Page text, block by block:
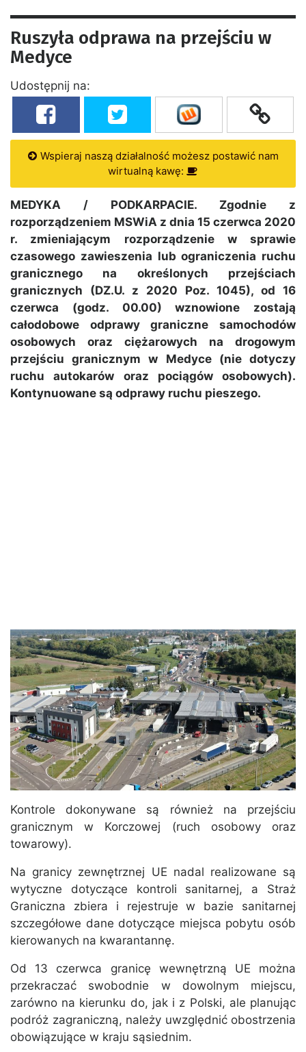
Ruszyła odprawa na przejściu w
Medyce
Udostępnij na:
Wspieraj naszą działalność możesz postawić nam
wirtualną kawę:
MEDYKA / PODKARPACIE. Zgodnie z
rozporządzeniem MSWiA z dnia 15 czerwca 2020
r. zmieniającym rozporządzenie w sprawie
czasowego zawieszenia lub ograniczenia ruchu
granicznego na określonych przejściach
granicznych (DZ.U. z 2020 Poz. 1045), od 16
czerwca (godz. 00.00) wznowione zostają
całodobowe odprawy graniczne samochodów
osobowych oraz ciężarowych na drogowym
przejściu granicznym w Medyce (nie dotyczy
ruchu autokarów oraz pociągów osobowych).
Kontynuowane są odprawy ruchu pieszego.
Kontrole dokonywane są również na przejściu
granicznym w Korczowej (ruch osobowy oraz
towarowy).
Na granicy zewnętrznej UE nadal realizowane są
wytyczne dotyczące kontroli sanitarnej, a Straż
Graniczna zbiera i rejestruje w bazie sanitarnej
szczegółowe dane dotyczące miejsca pobytu osób
kierowanych na kwarantannę.
Od 13 czerwca granicę wewnętrzną UE można
przekraczać swobodnie w dowolnym miejscu,
zarówno na kierunku do, jak i z Polski, ale planując
podróż zagraniczną, należy uwzględnić obostrzenia
obowiązujące w kraju sąsiednim.